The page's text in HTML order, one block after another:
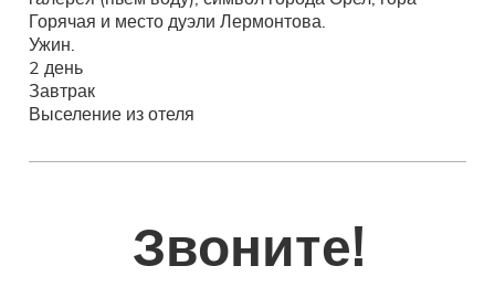
Горячая и место дуэли Лермонтова.
Ужин.
2 день
Завтрак
Выселение из отеля
Звоните!